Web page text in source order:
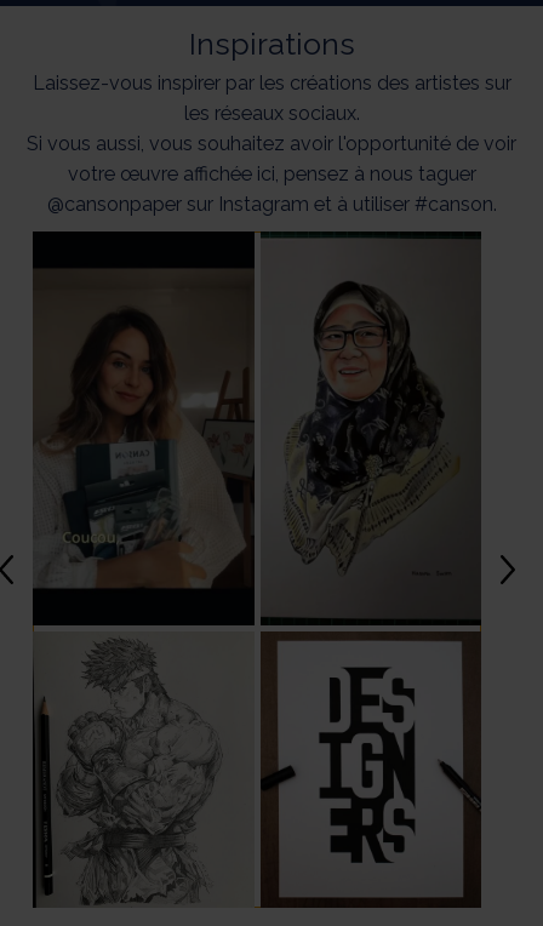
Inspirations
Laissez-vous inspirer par les créations des artistes sur
les réseaux sociaux.
Si vous aussi, vous souhaitez avoir l'opportunité de voir
votre œuvre affichée ici, pensez à nous taguer
@cansonpaper sur Instagram et à utiliser #canson.